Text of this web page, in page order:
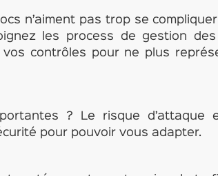
n’aiment pas trop se
les process de gestion des
contrôles pour ne plus
? Le risque d’attaque
pour pouvoir vous adapter.